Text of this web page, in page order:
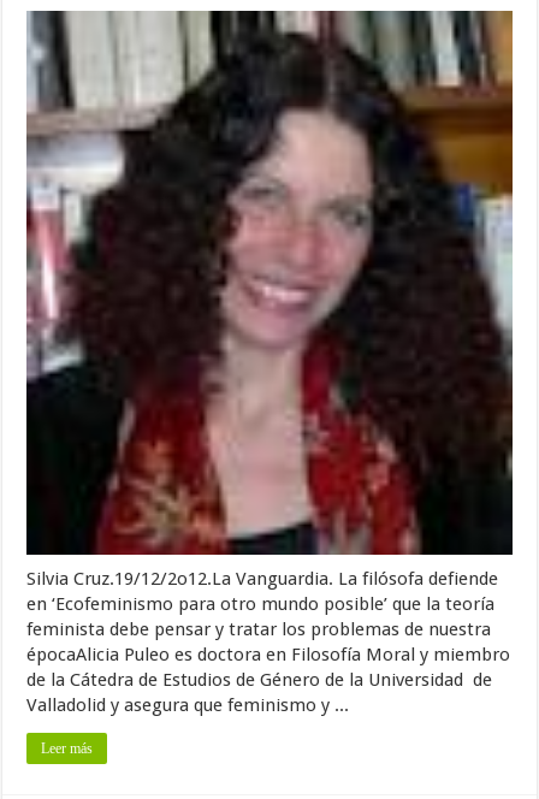
Silvia Cruz.19/12/2o12.La Vanguardia. La filósofa defiende
en ‘Ecofeminismo para otro mundo posible’ que la teoría
feminista debe pensar y tratar los problemas de nuestra
épocaAlicia Puleo es doctora en Filosofía Moral y miembro
de la Cátedra de Estudios de Género de la Universidad de
Valladolid y asegura que feminismo y ...
Leer más